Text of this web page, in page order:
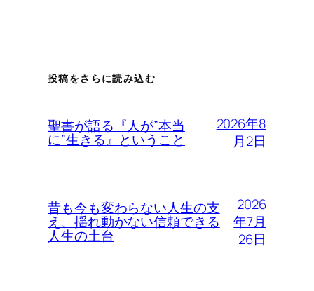
投稿をさらに読み込む
聖書が語る『人が”本当
に”生きる』ということ
2026年8
月2日
昔も今も変わらない人生の支
え、揺れ動かない信頼できる
人生の土台
2026
年7月
26日